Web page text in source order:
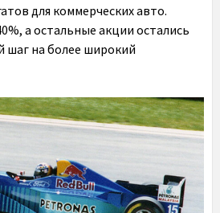
для коммерческих авто.
а остальные акции остались
шаг на более широкий